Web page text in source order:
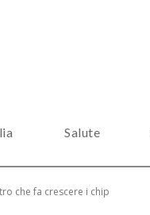
Salute
che fa crescere i chip